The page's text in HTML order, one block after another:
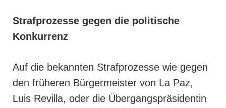
Strafprozesse gegen die politische
Konkurrenz
Auf die bekannten Strafprozesse wie gegen
den früheren Bürgermeister von La Paz,
Luis Revilla, oder die Übergangspräsidentin